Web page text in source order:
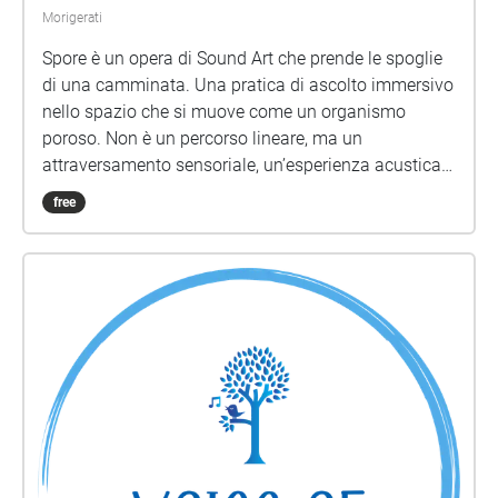
Morigerati
Spore è un opera di Sound Art che prende le spoglie
di una camminata. Una pratica di ascolto immersivo
nello spazio che si muove come un organismo
poroso. Non è un percorso lineare, ma un
attraversamento sensoriale, un’esperienza acustica
che invita il corpo ad abitare l’ambiente come parte
di una rete, una maglia vibrante di relazioni. Non si
dentro. Di sentire i limiti del sé confondersi con quelli
del paesaggio. Non guida, non insegna. Sospende.
Lascia che sia il suono a formare le soglie, i
passaggi, le domande. Il paesaggio sonoro che si
esplora è composto da tre ambienti – antropofonico,
biofonico e geofonico – che si susseguono ma si
contaminano, si sovrappongono. Il suono non è solo
un elemento percettivo, ma una forma di
connessione. Un modo per avvertire la co-presenza,
free